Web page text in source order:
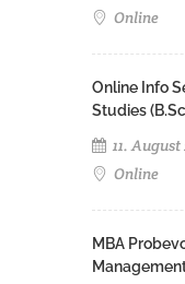
Online
Online Info
Studies
11. August
Online
MBA